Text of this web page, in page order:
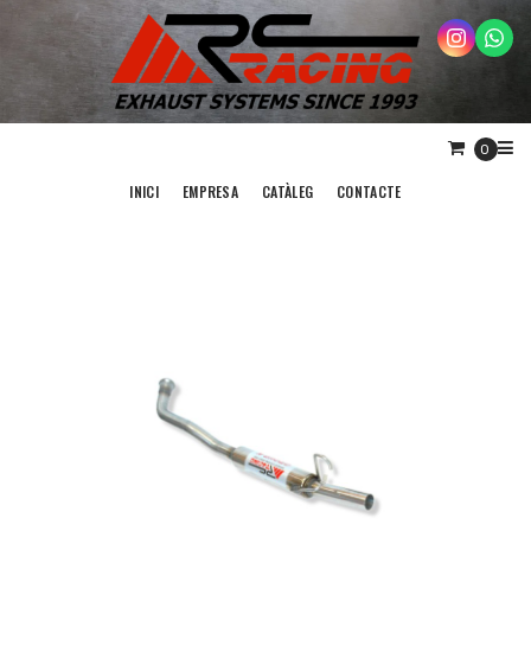
0
INICI EMPRESA CATÀLEG CONTACTE